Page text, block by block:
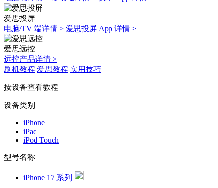
爱思投屏
电脑/TV 端详情 > 爱思投屏 App 详情 >
爱思远控
远控产品详情 >
刷机教程 爱思教程 实用技巧
按设备查看教程
设备类别
iPhone
iPad
iPod Touch
型号名称
iPhone 17 系列